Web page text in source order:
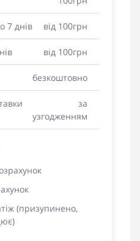
7 днів від 100грн
від 100грн
безкоштовно
за
узгодженням
(призупинено,